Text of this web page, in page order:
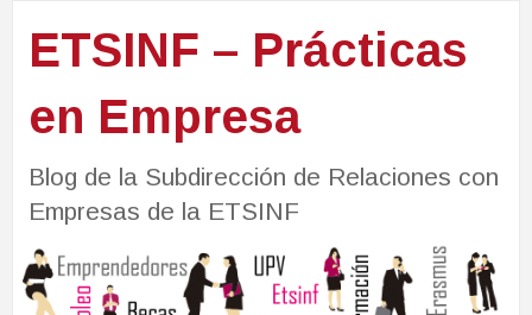
ETSINF – Prácticas
en Empresa
Blog de la Subdirección de Relaciones con
Empresas de la ETSINF